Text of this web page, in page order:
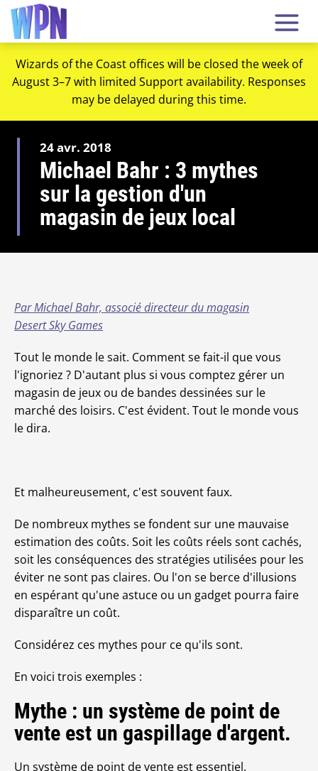
Wizards of the Coast offices will be closed the week of
August 3–7 with limited Support availability. Responses
may be delayed during this time.
24 avr. 2018
Michael Bahr : 3 mythes
sur la gestion d'un
magasin de jeux local
Par Michael Bahr, associé directeur du magasin
Desert Sky Games
Tout le monde le sait. Comment se fait-il que vous
l'ignoriez ? D'autant plus si vous comptez gérer un
magasin de jeux ou de bandes dessinées sur le
marché des loisirs. C'est évident. Tout le monde vous
le dira.
Et malheureusement, c'est souvent faux.
De nombreux mythes se fondent sur une mauvaise
estimation des coûts. Soit les coûts réels sont cachés,
soit les conséquences des stratégies utilisées pour les
éviter ne sont pas claires. Ou l'on se berce d'illusions
en espérant qu'une astuce ou un gadget pourra faire
disparaître un coût.
Considérez ces mythes pour ce qu'ils sont.
En voici trois exemples :
Mythe : un système de point de
vente est un gaspillage d'argent.
Un système de point de vente est essentiel.